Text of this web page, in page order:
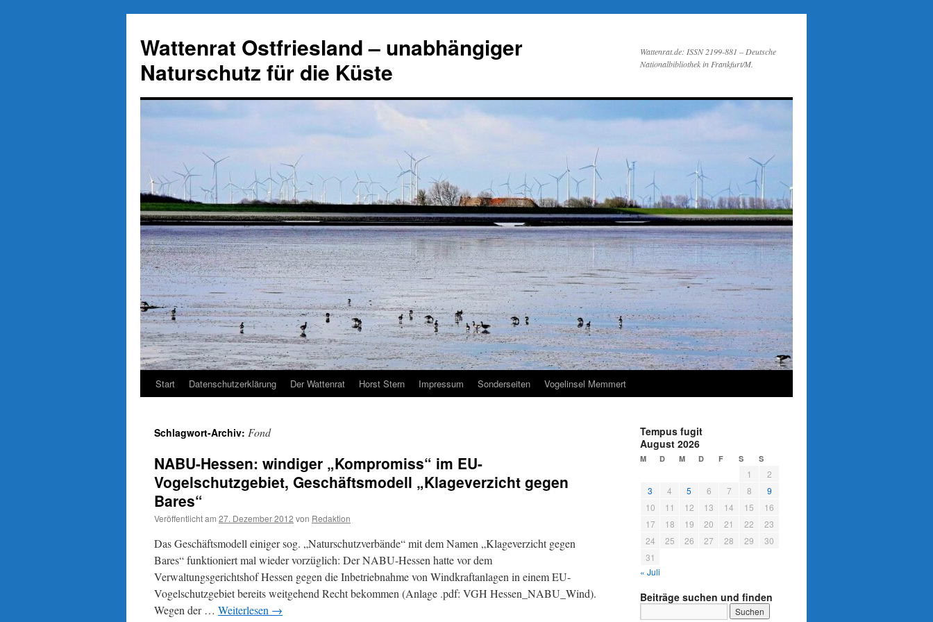
springen
Wattenrat Ostfriesland – unabhängiger
Naturschutz für die Küste
Wattenrat.de: ISSN 2199-881 – Deutsche
Nationalbibliothek in Frankfurt/M.
Start Datenschutzerklärung Der Wattenrat Horst Stern Impressum Sonderseiten Vogelinsel Memmert
Schlagwort-Archiv: Fond
NABU-Hessen: windiger „Kompromiss“ im EU-
Vogelschutzgebiet, Geschäftsmodell „Klageverzicht gegen
Bares“
Veröffentlicht am 27. Dezember 2012 von Redaktion
Das Geschäftsmodell einiger sog. „Naturschutzverbände“ mit dem Namen „Klageverzicht gegen
Bares“ funktioniert mal wieder vorzüglich: Der NABU-Hessen hatte vor dem
Verwaltungsgerichtshof Hessen gegen die Inbetriebnahme von Windkraftanlagen in einem EU-
Vogelschutzgebiet bereits weitgehend Recht bekommen (Anlage .pdf: VGH Hessen_NABU_Wind).
Wegen der … Weiterlesen →
Tempus fugit
August 2026
M D M D F S S
1
2
3
4 5 6 7 8
9
10
11 12 13 14 15
16
17
18 19 20 21 22
23
24
25 26 27 28 29
30
31
« Juli
Beiträge suchen und finden